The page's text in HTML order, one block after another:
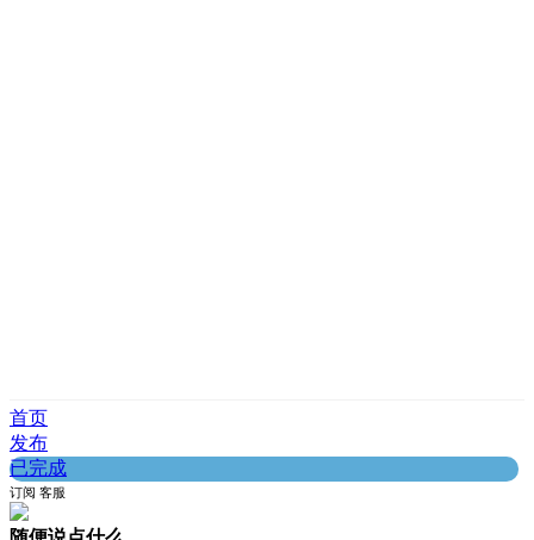
首页
发布
已完成
订阅 客服